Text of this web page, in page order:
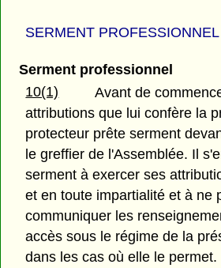
SERMENT PROFESSIONNEL
Serment professionnel
10(1)
Avant de
attributions que lui confère la
protecteur prête serment
le greffier de l'Assemblée. Il
serment à exercer ses
et en toute impartialité et à ne
communiquer les
accès sous le régime de la
dans les cas où elle le permet.